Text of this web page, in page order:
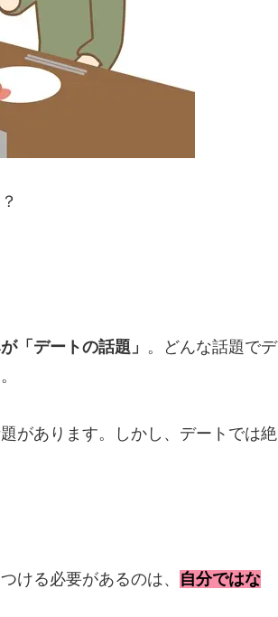
「デートの話題」 。どんな話題でデ
があります。しかし、デートでは絶
ける必要があるのは、 自分ではな